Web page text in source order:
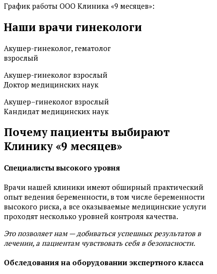
График работы ООО Клиника «9 месяцев»:
Наши врачи гинекологи
Акушер-гинеколог, гематолог
взрослый
Акушер-гинеколог взрослый
Доктор медицинских наук
Акушер–гинеколог взрослый
Кандидат медицинских наук
Почему пациенты выбирают
Клинику «9 месяцев»
Специалисты высокого уровня
Врачи нашей клиники имеют обширный практический
опыт ведения беременности, в том числе беременности
высокого риска, а все оказываемые медицинские услуги
проходят несколько уровней контроля качества.
Это позволяет нам — добиваться успешных результатов в
лечении, а пациентам чувствовать себя в безопасности.
Обследования на оборудовании экспертного класса